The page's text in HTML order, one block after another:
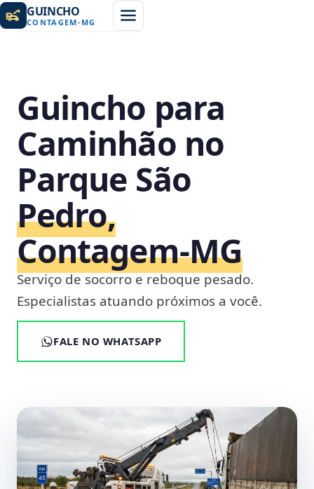
GUINCHO
CONTAGEM-MG
Guincho para
Caminhão no
Parque São
Pedro,
Contagem‑MG
Serviço de socorro e reboque pesado.
Especialistas atuando próximos a você.
FALE NO WHATSAPP